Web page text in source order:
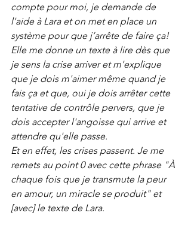
compte pour moi, je demande de
l'aide à Lara et on met en place un
système pour que j’arrête de faire ça!
Elle me donne un texte à lire dès que
je sens la crise arriver et m'explique
que je dois m'aimer même quand je
fais ça et que, oui je dois arrêter cette
tentative de contrôle pervers, que je
dois accepter l'angoisse qui arrive et
attendre qu'elle passe.
Et en effet, les crises passent. Je me
remets au point 0 avec cette phrase "À
chaque fois que je transmute la peur
en amour, un miracle se produit" et
[avec] le texte de Lara.